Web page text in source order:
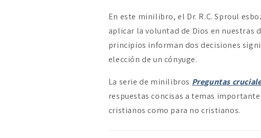
En este minilibro, el Dr. R.C. Sproul
aplicar la voluntad de Dios en nuestras
principios informan dos decisiones
elección de un cónyuge.
La serie de minilibros Preguntas
respuestas concisas a temas
cristianos como para no cristianos.